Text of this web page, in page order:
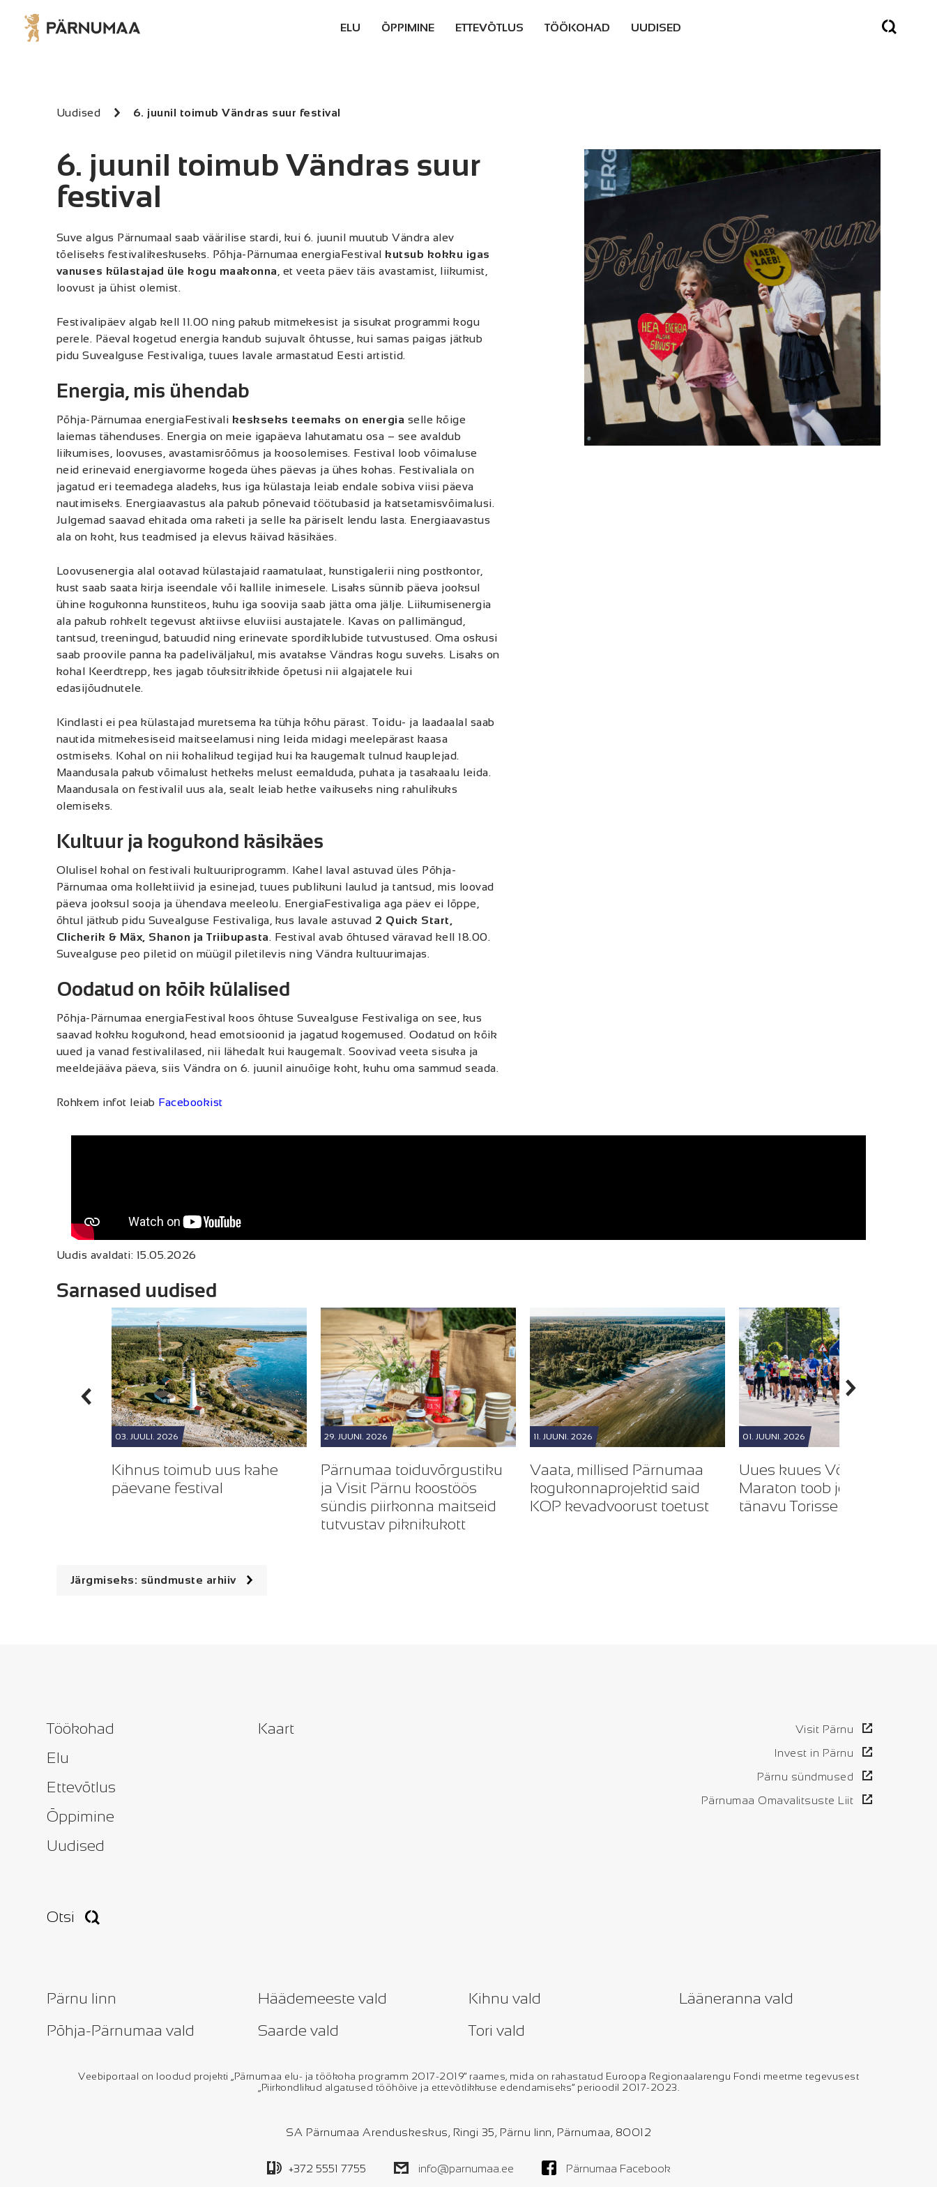
ELU
PAKKUMISED
EASÕBRALIK
PÄRNUMAA
PÄRNUMAA
ÕPPIMINE ETTEVÕTLUS
INVESTORTEENINDUS
TÖÖKOHAD
OMAVALITSUSES
SISESTA
TÖÖPAKKUMINE
UUDISED
Uudised 6. juunil toimub Vändras suur festival
6. juunil toimub Vändras suur
festival
Suve algus Pärnumaal saab väärilise stardi, kui 6. juunil muutub Vändra alev
tõeliseks festivalikeskuseks. Põhja-Pärnumaa energiaFestival kutsub kokku igas
vanuses külastajad üle kogu maakonna , et veeta päev täis avastamist, liikumist,
loovust ja ühist olemist.
Festivalipäev algab kell 11.00 ning pakub mitmekesist ja sisukat programmi kogu
perele. Päeval kogetud energia kandub sujuvalt õhtusse, kui samas paigas jätkub
pidu Suvealguse Festivaliga, tuues lavale armastatud Eesti artistid.
Energia, mis ühendab
Põhja-Pärnumaa energiaFestivali keskseks teemaks on energia selle kõige
laiemas tähenduses. Energia on meie igapäeva lahutamatu osa – see avaldub
liikumises, loovuses, avastamisrõõmus ja koosolemises. Festival loob võimaluse
neid erinevaid energiavorme kogeda ühes päevas ja ühes kohas. Festivaliala on
jagatud eri teemadega aladeks, kus iga külastaja leiab endale sobiva viisi päeva
nautimiseks. Energiaavastus ala pakub põnevaid töötubasid ja katsetamisvõimalusi.
Julgemad saavad ehitada oma raketi ja selle ka päriselt lendu lasta. Energiaavastus
ala on koht, kus teadmised ja elevus käivad käsikäes.
Loovusenergia alal ootavad külastajaid raamatulaat, kunstigalerii ning postkontor,
kust saab saata kirja iseendale või kallile inimesele. Lisaks sünnib päeva jooksul
ühine kogukonna kunstiteos, kuhu iga soovija saab jätta oma jälje. Liikumisenergia
ala pakub rohkelt tegevust aktiivse eluviisi austajatele. Kavas on pallimängud,
tantsud, treeningud, batuudid ning erinevate spordiklubide tutvustused. Oma oskusi
saab proovile panna ka padeliväljakul, mis avatakse Vändras kogu suveks. Lisaks on
kohal Keerdtrepp, kes jagab tõuksitrikkide õpetusi nii algajatele kui
edasijõudnutele.
Kindlasti ei pea külastajad muretsema ka tühja kõhu pärast. Toidu- ja laadaalal saab
nautida mitmekesiseid maitseelamusi ning leida midagi meelepärast kaasa
ostmiseks. Kohal on nii kohalikud tegijad kui ka kaugemalt tulnud kauplejad.
Maandusala pakub võimalust hetkeks melust eemalduda, puhata ja tasakaalu leida.
Maandusala on festivalil uus ala, sealt leiab hetke vaikuseks ning rahulikuks
olemiseks.
Kultuur ja kogukond käsikäes
Olulisel kohal on festivali kultuuriprogramm. Kahel laval astuvad üles Põhja-
Pärnumaa oma kollektiivid ja esinejad, tuues publikuni laulud ja tantsud, mis loovad
päeva jooksul sooja ja ühendava meeleolu. EnergiaFestivaliga aga päev ei lõppe,
õhtul jätkub pidu Suvealguse Festivaliga, kus lavale astuvad 2 Quick Start,
Clicherik & Mäx, Shanon ja Triibupasta. Festival avab õhtused väravad kell 18.00.
Suvealguse peo piletid on müügil piletilevis ning Vändra kultuurimajas.
Oodatud on kõik külalised
Põhja-Pärnumaa energiaFestival koos õhtuse Suvealguse Festivaliga on see, kus
saavad kokku kogukond, head emotsioonid ja jagatud kogemused. Oodatud on kõik
uued ja vanad festivalilased, nii lähedalt kui kaugemalt. Soovivad veeta sisuka ja
meeldejääva päeva, siis Vändra on 6. juunil ainuõige koht, kuhu oma sammud seada.
Rohkem infot leiab Facebookist
Uudis avaldati: 15.05.2026
Sarnased uudised
03. JUULI. 2026
Kihnus toimub uus kahe
päevane festival
29. JUUNI. 2026
Pärnumaa toiduvõrgustiku
ja Visit Pärnu koostöös
sündis piirkonna maitseid
tutvustav piknikukott
11. JUUNI. 2026
Vaata, millised Pärnumaa
kogukonnaprojektid said
KOP kevadvoorust toetust
01. JUUNI. 2026
Uues kuues Võidupüha
Maraton toob jooksusõbrad
tänavu Torisse
Järgmiseks: sündmuste arhiiv
Töökohad
Elu
Ettevõtlus
Õppimine
Uudised
Kaart
Visit Pärnu
Invest in Pärnu
Pärnu sündmused
Pärnumaa Omavalitsuste Liit
Otsi
Pärnu linn Häädemeeste vald Kihnu vald
Lääneranna vald
Põhja-Pärnumaa vald
Saarde vald Tori vald
Veebiportaal on loodud projekti „Pärnumaa elu- ja töökoha programm 2017-2019“ raames, mida on rahastatud Euroopa Regionaalarengu Fondi meetme tegevusest
„Piirkondlikud algatused tööhõive ja ettevõtlikkuse edendamiseks“ perioodil 2017-2023.
SA Pärnumaa Arenduskeskus, Ringi 35, Pärnu linn, Pärnumaa, 80012
+372 5551 7755 info@parnumaa.ee Pärnumaa Facebook